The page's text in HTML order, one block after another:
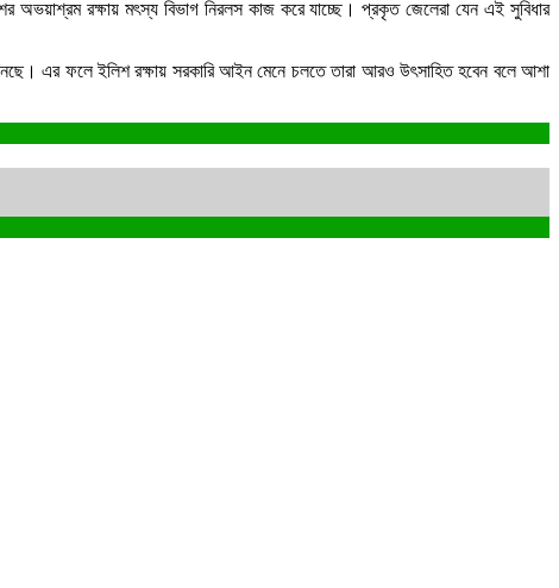
অভয়াশ্রম রক্ষায় মৎস্য বিভাগ নিরলস কাজ করে যাচ্ছে। প্রকৃত জেলেরা যেন এই সুবিধার
এর ফলে ইলিশ রক্ষায় সরকারি আইন মেনে চলতে তারা আরও উৎসাহিত হবেন বলে আশা